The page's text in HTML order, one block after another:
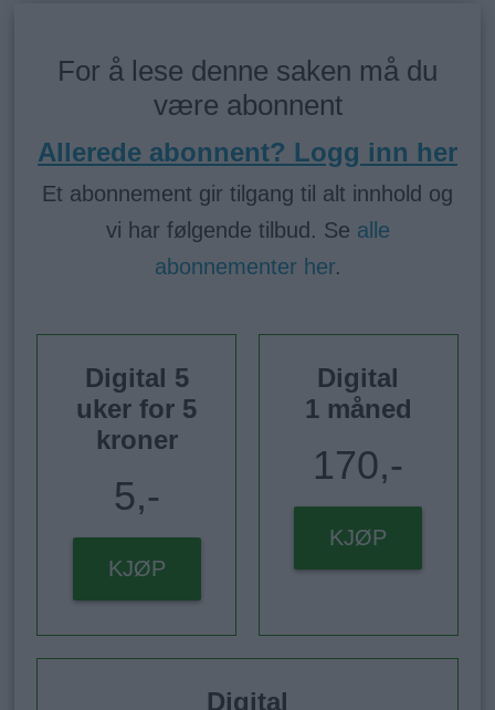
For å lese denne saken må du
være abonnent
Allerede abonnent? Logg inn her
Et abonnement gir tilgang til alt innhold og
vi har følgende tilbud. Se alle
abonnementer her.
Digital 5
uker for 5
kroner
5,-
KJØP
Digital
1 måned
170,-
KJØP
Digital